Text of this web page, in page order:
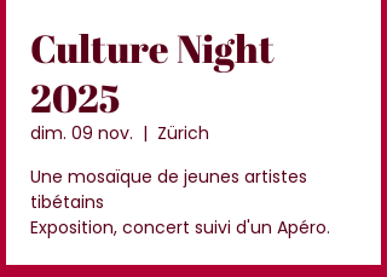
Culture Night
2025
dim. 09 nov.
  |
Zürich
Une mosaïque de jeunes artistes
tibétains
Exposition, concert suivi d'un Apéro.